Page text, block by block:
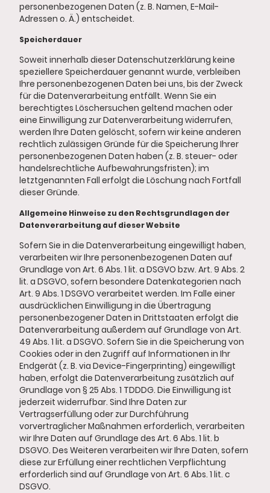
personenbezogenen Daten (z. B. Namen, E-Mail-
Adressen o. Ä.) entscheidet.
Speicherdauer
Soweit innerhalb dieser Datenschutzerklärung keine
speziellere Speicherdauer genannt wurde, verbleiben
Ihre personenbezogenen Daten bei uns, bis der Zweck
für die Datenverarbeitung entfällt. Wenn Sie ein
berechtigtes Löschersuchen geltend machen oder
eine Einwilligung zur Datenverarbeitung widerrufen,
werden Ihre Daten gelöscht, sofern wir keine anderen
rechtlich zulässigen Gründe für die Speicherung Ihrer
personenbezogenen Daten haben (z. B. steuer- oder
handelsrechtliche Aufbewahrungsfristen); im
letztgenannten Fall erfolgt die Löschung nach Fortfall
dieser Gründe.
Allgemeine Hinweise zu den Rechtsgrundlagen der
Datenverarbeitung auf dieser Website
Sofern Sie in die Datenverarbeitung eingewilligt haben,
verarbeiten wir Ihre personenbezogenen Daten auf
Grundlage von Art. 6 Abs. 1 lit. a DSGVO bzw. Art. 9 Abs. 2
lit. a DSGVO, sofern besondere Datenkategorien nach
Art. 9 Abs. 1 DSGVO verarbeitet werden. Im Falle einer
ausdrücklichen Einwilligung in die Übertragung
personenbezogener Daten in Drittstaaten erfolgt die
Datenverarbeitung außerdem auf Grundlage von Art.
49 Abs. 1 lit. a DSGVO. Sofern Sie in die Speicherung von
Cookies oder in den Zugriff auf Informationen in Ihr
Endgerät (z. B. via Device-Fingerprinting) eingewilligt
haben, erfolgt die Datenverarbeitung zusätzlich auf
Grundlage von § 25 Abs. 1 TDDDG. Die Einwilligung ist
jederzeit widerrufbar. Sind Ihre Daten zur
Vertragserfüllung oder zur Durchführung
vorvertraglicher Maßnahmen erforderlich, verarbeiten
wir Ihre Daten auf Grundlage des Art. 6 Abs. 1 lit. b
DSGVO. Des Weiteren verarbeiten wir Ihre Daten, sofern
diese zur Erfüllung einer rechtlichen Verpflichtung
erforderlich sind auf Grundlage von Art. 6 Abs. 1 lit. c
DSGVO.